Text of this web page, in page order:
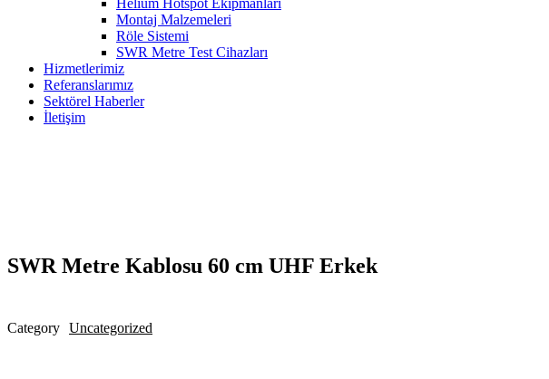
Helium Hotspot Ekipmanları
Montaj Malzemeleri
Röle Sistemi
SWR Metre Test Cihazları
Hizmetlerimiz
Referanslarımız
Sektörel Haberler
İletişim
SWR Metre Kablosu 60 cm UHF Erkek
Category Uncategorized